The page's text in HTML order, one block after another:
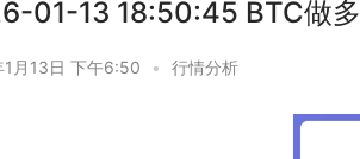
01-13 18:50:45 BTC做
月13日 下午6:50 • 行情分析